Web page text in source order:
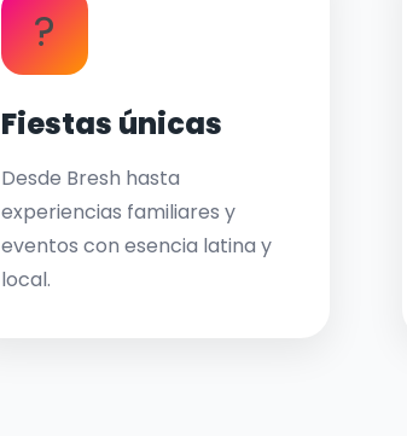
?
Fiestas únicas
Desde Bresh hasta
experiencias familiares y
eventos con esencia latina y
local.